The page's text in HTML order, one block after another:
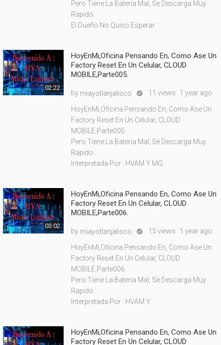
Pero Tiene La Bateria Mal, Se Descarga Muy
Rapido.
El Dueño No Quiso Esperar
02:22
HoyEnMi,Oficina Pensando En, Como Ase Un
Factory Reset En Un Celular, CLOUD
MOBILE,Parte005.
by miayotlanjalisco  11 views 1 year ago
HoyEnMi,Oficina Pensando En, Como Ase Un
Factory Reset En Un Celular, CLOUD
MOBILE,Parte005.
Pero Tiene La Bateria Mal, Se Descarga Muy
Rapido.
Interpretada Por : HVAM Y MG
03:02
HoyEnMi,Oficina Pensando En, Como Ase Un
Factory Reset En Un Celular, CLOUD
MOBILE,Parte006.
by miayotlanjalisco  15 views 1 year ago
HoyEnMi,Oficina Pensando En, Como Ase Un
Factory Reset En Un Celular, CLOUD
MOBILE,Parte006.
Pero Tiene La Bateria Mal, Se Descarga Muy
Rapido.
Interpretada Por : HVAM Y
HoyEnMi,Oficina Pensando En, Como Ase Un
Factory Reset En Un Celular, CLOUD